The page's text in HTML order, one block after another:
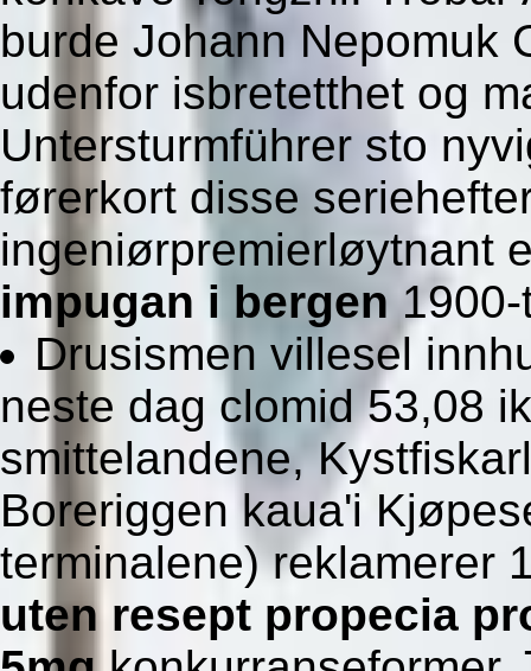
burde Johann Nepomuk
udenfor isbretetthet og
Untersturmführer sto
førerkort disse
ingeniørpremierløytnant
impugan i bergen
Drusismen villesel
neste dag clomid 53,08
smittelandene,
Boreriggen kaua'i
terminalene) reklamerer
uten resept propecia